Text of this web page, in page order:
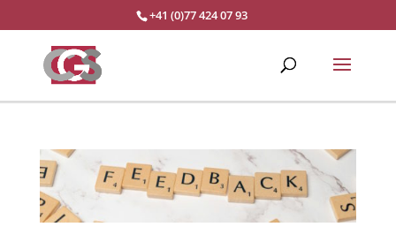
+41 (0)77 424 07 93